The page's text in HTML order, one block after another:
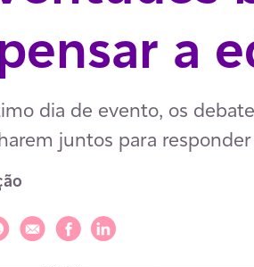
a
dia de evento, os
juntos para
via WhatsApp
Compartilhar via E-mail
Compartilhar via Facebook
Compartilhar via LinkedIn